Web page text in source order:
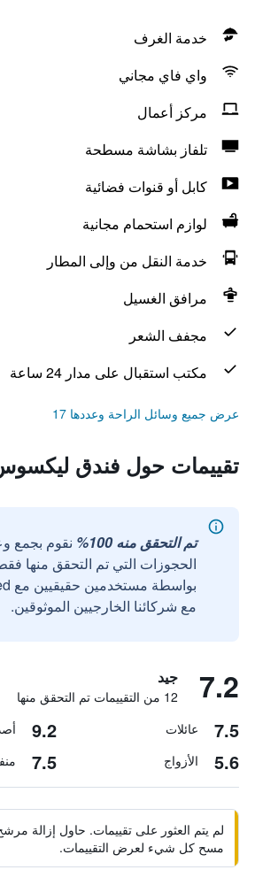
خدمة الغرف
واي فاي مجاني
مركز أعمال
تلفاز بشاشة مسطحة
كابل أو قنوات فضائية
لوازم استحمام مجانية
خدمة النقل من وإلى المطار
مرافق الغسيل
مجفف الشعر
مكتب استقبال على مدار 24 ساعة
عرض جميع وسائل الراحة وعددها 17
تقييمات حول فندق
تم التحقق منه 100%
نقوم بجمع
الحجوزات التي تم التحقق منها
مع شركائنا الخارجيين الموثوقين.
7.2 جيد
12 من التقييمات تم التحقق منها
7.5 عائلات 9.2
5.6 الأزواج 7.5
لم يتم العثور على تقييمات. حاول إزالة
مسح كل شيء لعرض التقييمات.